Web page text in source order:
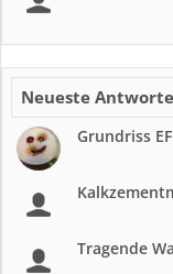
Neueste
Grundriss
Tragende